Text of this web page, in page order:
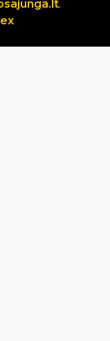
.